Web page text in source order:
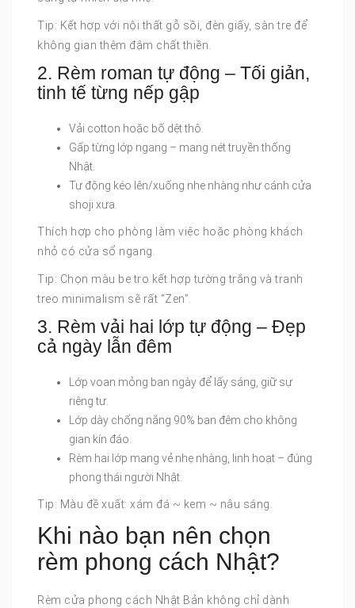
Tip: Kết hợp với nội thất gỗ sồi, đèn giấy, sàn tre để
không gian thêm đậm chất thiền.
2. Rèm roman tự động – Tối giản,
tinh tế từng nếp gập
Vải cotton hoặc bố dệt thô.
Gấp từng lớp ngang – mang nét truyền thống
Nhật.
Tự động kéo lên/xuống nhẹ nhàng như cánh cửa
shoji xưa.
Thích hợp cho phòng làm việc hoặc phòng khách
nhỏ có cửa sổ ngang.
Tip: Chọn màu be tro kết hợp tường trắng và tranh
treo minimalism sẽ rất “Zen”.
3. Rèm vải hai lớp tự động – Đẹp
cả ngày lẫn đêm
Lớp voan mỏng ban ngày để lấy sáng, giữ sự
riêng tư.
Lớp dày chống nắng 90% ban đêm cho không
gian kín đáo.
Rèm hai lớp mang vẻ nhẹ nhàng, linh hoạt – đúng
phong thái người Nhật.
Tip: Màu đề xuất: xám đá ~ kem ~ nâu sáng.
Khi nào bạn nên chọn
rèm phong cách Nhật?
Rèm cửa phong cách Nhật Bản không chỉ dành